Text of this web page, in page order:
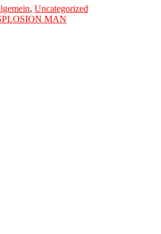
, Uncategorized
MAN